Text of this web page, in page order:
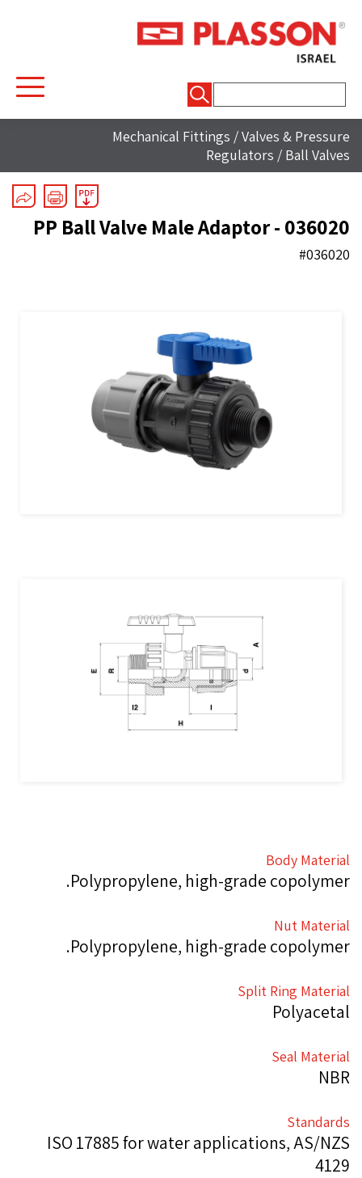
Mechanical Fittings /Valves & Pressure
Regulators / Ball Valves
PP Ball Valve Male Adaptor - 036020
#036020
Body Material
Polypropylene, high-grade copolymer.
Nut Material
Polypropylene, high-grade copolymer.
Split Ring Material
Polyacetal
Seal Material
NBR
Standards
ISO 17885 for water applications, AS/NZS
4129